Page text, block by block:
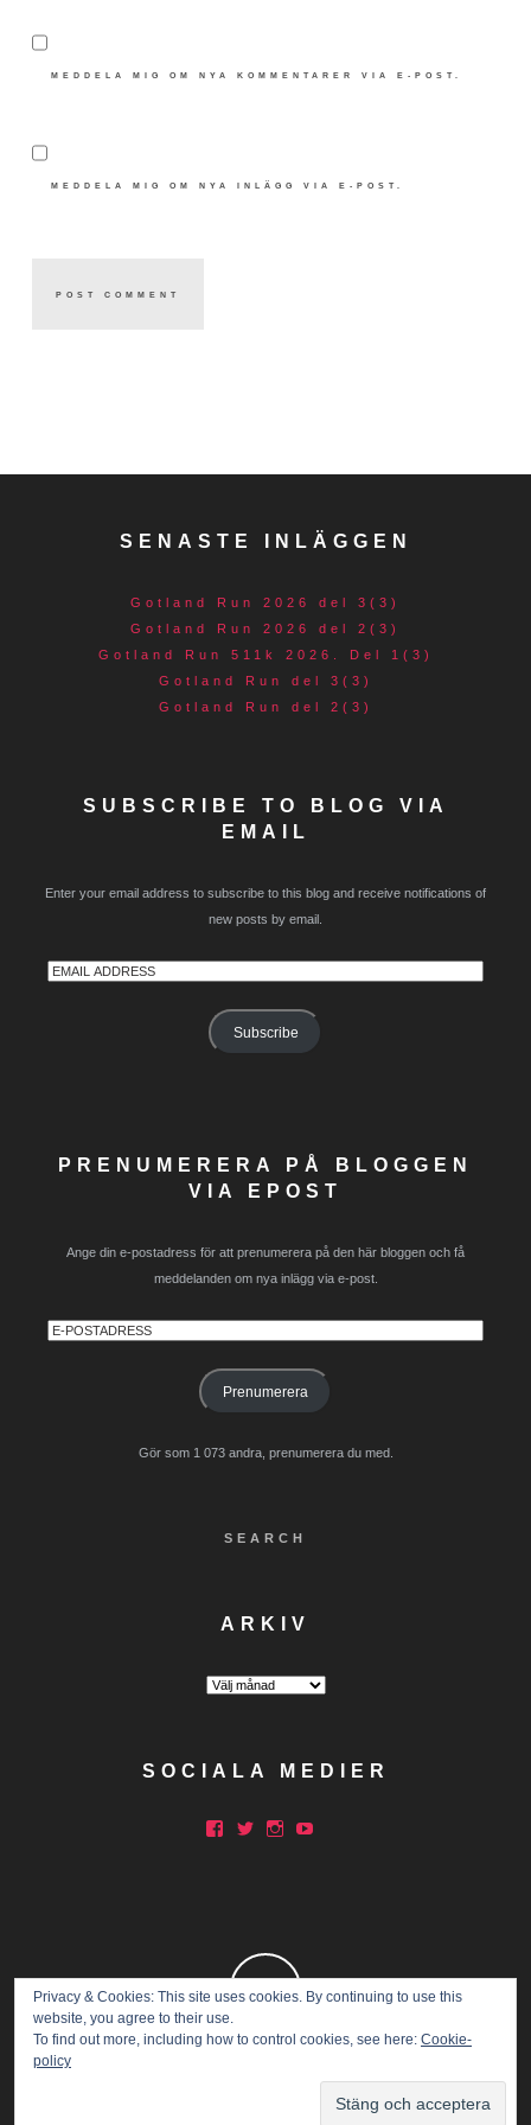
MEDDELA MIG OM NYA KOMMENTARER VIA E-POST.
MEDDELA MIG OM NYA INLÄGG VIA E-POST.
SENASTE INLÄGGEN
Gotland Run 2026 del 3(3)
Gotland Run 2026 del 2(3)
Gotland Run 511k 2026. Del 1(3)
Gotland Run del 3(3)
Gotland Run del 2(3)
SUBSCRIBE TO BLOG VIA
EMAIL
Enter your email address to subscribe to this blog and receive notifications of
new posts by email.
Email
Subscribe
PRENUMERERA PÅ BLOGGEN
VIA EPOST
Ange din e-postadress för att prenumerera på den här bloggen och få
meddelanden om nya inlägg via e-post.
E-
Prenumerera
Gör som 1 073 andra, prenumerera du med.
SEARCH
ARKIV
Arkiv
SOCIALA MEDIER
Facebook
Twitter
Instagram
Privacy & Cookies: This site uses cookies. By continuing to use this
website, you agree to their use.
To find out more, including how to control cookies, see here: Cookie-
policy